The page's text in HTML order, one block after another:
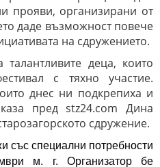
прояви, организирани от
даде възможност повече
на сдружението.
деца, които
с тяхно участие.
днес ни подкрепиха и
пред stz24.com Дина
сдружение.
със специални потребности
м. г. Организатор бе